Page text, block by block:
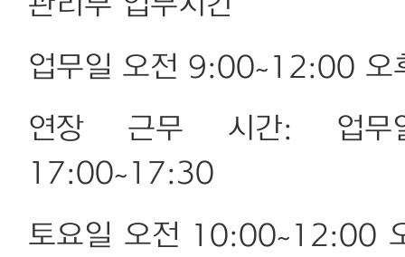
업무일 오전 9:00~12:00
연장 근무 시간: 업무
17:00~17:30
토요일 오전 10:00~12:00